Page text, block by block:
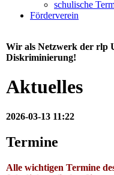
schulische
Förderverein
Wir als Netzwerk der rlp
Diskriminierung!
Aktuelles
2026-03-13 11:22
Termine
Alle wichtigen Termine